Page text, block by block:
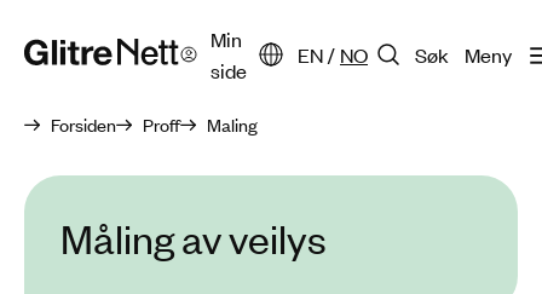
Min
side
EN/ NO Søk Meny
Forsiden Proff Maling
Måling av veilys